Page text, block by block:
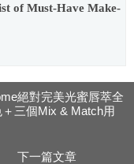
of Must-Have Make-
絕對完美光蜜唇萃全
三個Mix & Match用
下一篇文章